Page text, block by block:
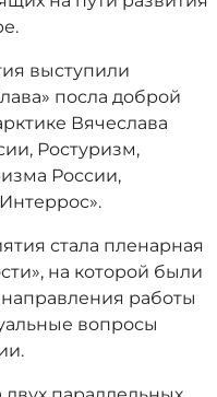
выступили
посла доброй
Вячеслава
Ростуризм,
России,
стала пленарная
на которой были
работы
вопросы